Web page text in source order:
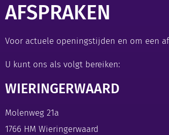
AFSPRAKEN
Voor actuele openingstijden en om een
U kunt ons als volgt bereiken:
WIERINGERWAARD
Molenweg 21a
1766 HM Wieringerwaard